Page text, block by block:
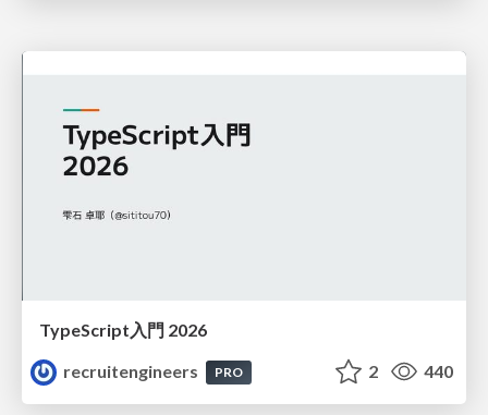
TypeScript入門 2026
recruitengineers
PRO 2 440